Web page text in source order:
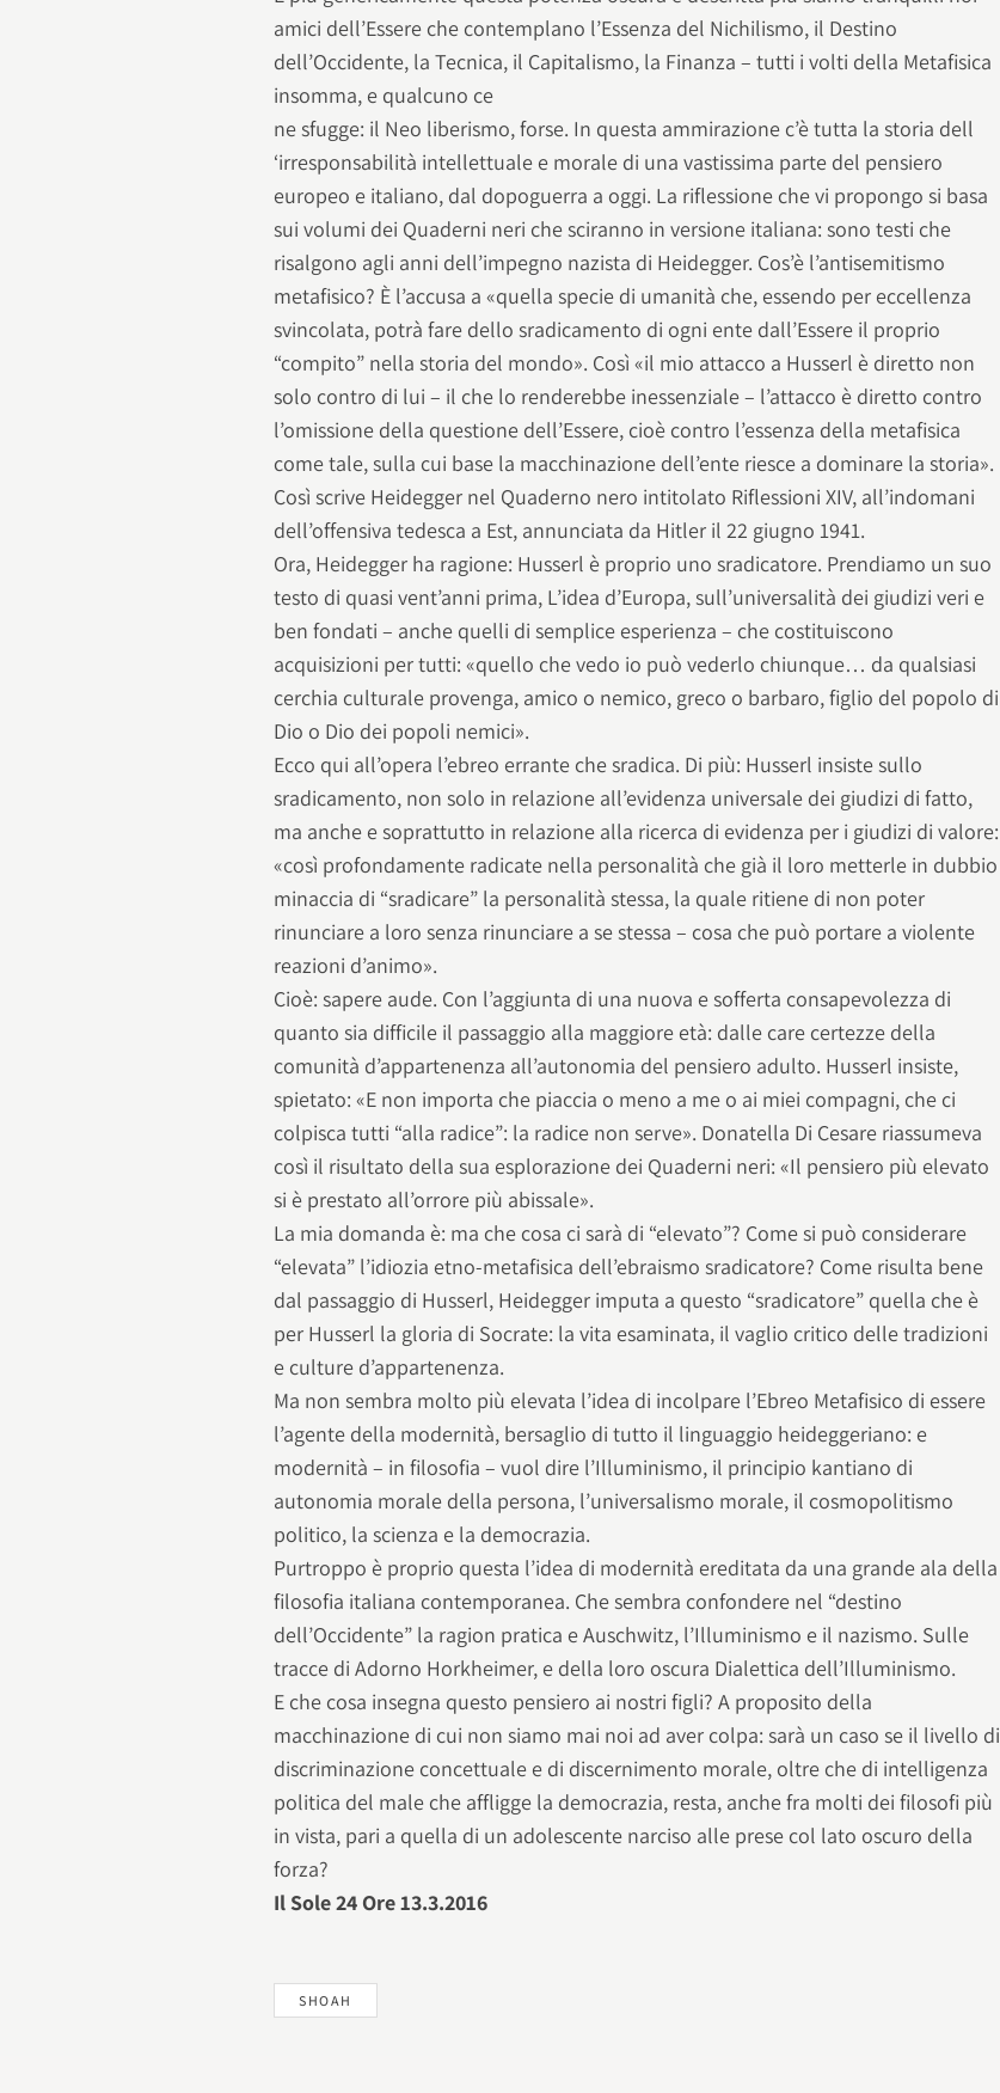
amici dell’Essere che contemplano l’Essenza del Nichilismo, il Destino
dell’Occidente, la Tecnica, il Capitalismo, la Finanza – tutti i volti della Metafisica
insomma, e qualcuno ce
ne sfugge: il Neo liberismo, forse. In questa ammirazione c’è tutta la storia dell
‘irresponsabilità intellettuale e morale di una vastissima parte del pensiero
europeo e italiano, dal dopoguerra a oggi. La riflessione che vi propongo si basa
sui volumi dei Quaderni neri che sciranno in versione italiana: sono testi che
risalgono agli anni dell’impegno nazista di Heidegger. Cos’è l’antisemitismo
metafisico? È l’accusa a «quella specie di umanità che, essendo per eccellenza
svincolata, potrà fare dello sradicamento di ogni ente dall’Essere il proprio
“compito” nella storia del mondo». Così «il mio attacco a Husserl è diretto non
solo contro di lui – il che lo renderebbe inessenziale – l’attacco è diretto contro
l’omissione della questione dell’Essere, cioè contro l’essenza della metafisica
come tale, sulla cui base la macchinazione dell’ente riesce a dominare la storia».
Così scrive Heidegger nel Quaderno nero intitolato Riflessioni XIV, all’indomani
dell’offensiva tedesca a Est, annunciata da Hitler il 22 giugno 1941.
Ora, Heidegger ha ragione: Husserl è proprio uno sradicatore. Prendiamo un suo
testo di quasi vent’anni prima, L’idea d’Europa, sull’universalità dei giudizi veri e
ben fondati – anche quelli di semplice esperienza – che costituiscono
acquisizioni per tutti: «quello che vedo io può vederlo chiunque… da qualsiasi
cerchia culturale provenga, amico o nemico, greco o barbaro, figlio del popolo di
Dio o Dio dei popoli nemici».
Ecco qui all’opera l’ebreo errante che sradica. Di più: Husserl insiste sullo
sradicamento, non solo in relazione all’evidenza universale dei giudizi di fatto,
ma anche e soprattutto in relazione alla ricerca di evidenza per i giudizi di valore:
«così profondamente radicate nella personalità che già il loro metterle in dubbio
minaccia di “sradicare” la personalità stessa, la quale ritiene di non poter
rinunciare a loro senza rinunciare a se stessa – cosa che può portare a violente
reazioni d’animo».
Cioè: sapere aude. Con l’aggiunta di una nuova e sofferta consapevolezza di
quanto sia difficile il passaggio alla maggiore età: dalle care certezze della
comunità d’appartenenza all’autonomia del pensiero adulto. Husserl insiste,
spietato: «E non importa che piaccia o meno a me o ai miei compagni, che ci
colpisca tutti “alla radice”: la radice non serve». Donatella Di Cesare riassumeva
così il risultato della sua esplorazione dei Quaderni neri: «Il pensiero più elevato
si è prestato all’orrore più abissale».
La mia domanda è: ma che cosa ci sarà di “elevato”? Come si può considerare
“elevata” l’idiozia etno-metafisica dell’ebraismo sradicatore? Come risulta bene
dal passaggio di Husserl, Heidegger imputa a questo “sradicatore” quella che è
per Husserl la gloria di Socrate: la vita esaminata, il vaglio critico delle tradizioni
e culture d’appartenenza.
Ma non sembra molto più elevata l’idea di incolpare l’Ebreo Metafisico di essere
l’agente della modernità, bersaglio di tutto il linguaggio heideggeriano: e
modernità – in filosofia – vuol dire l’Illuminismo, il principio kantiano di
autonomia morale della persona, l’universalismo morale, il cosmopolitismo
politico, la scienza e la democrazia.
Purtroppo è proprio questa l’idea di modernità ereditata da una grande ala della
filosofia italiana contemporanea. Che sembra confondere nel “destino
dell’Occidente” la ragion pratica e Auschwitz, l’Illuminismo e il nazismo. Sulle
tracce di Adorno Horkheimer, e della loro oscura Dialettica dell’Illuminismo.
E che cosa insegna questo pensiero ai nostri figli? A proposito della
macchinazione di cui non siamo mai noi ad aver colpa: sarà un caso se il livello di
discriminazione concettuale e di discernimento morale, oltre che di intelligenza
politica del male che affligge la democrazia, resta, anche fra molti dei filosofi più
in vista, pari a quella di un adolescente narciso alle prese col lato oscuro della
forza?
Il Sole 24 Ore 13.3.2016
SHOAH